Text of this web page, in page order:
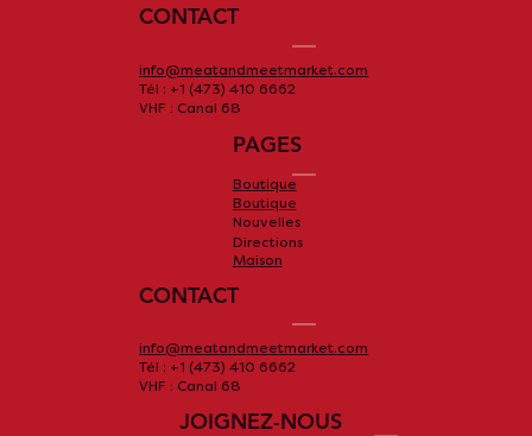
CONTACT
info@meatandmeetmarket.com
Tél : +1 (473) 410 6662
VHF : Canal 68
PAGES
Maison
Boutique
Boutique
Nouvelles
Directions
CONTACT
info@meatandmeetmarket.com
Tél : +1 (473) 410 6662
VHF : Canal 68
JOIGNEZ-NOUS